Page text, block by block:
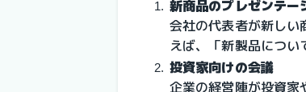
新商品のプレゼンテー
会社の代表者が新しい
えば、「新製品につい
投資家向けの会議
企業の経営陣が投資家